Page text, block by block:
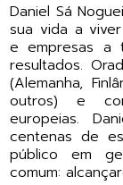
Daniel Sá
sua vida a
e empresas a
resultados.
(Alemanha,
outros) e
europeias.
centenas de
público em
comum: